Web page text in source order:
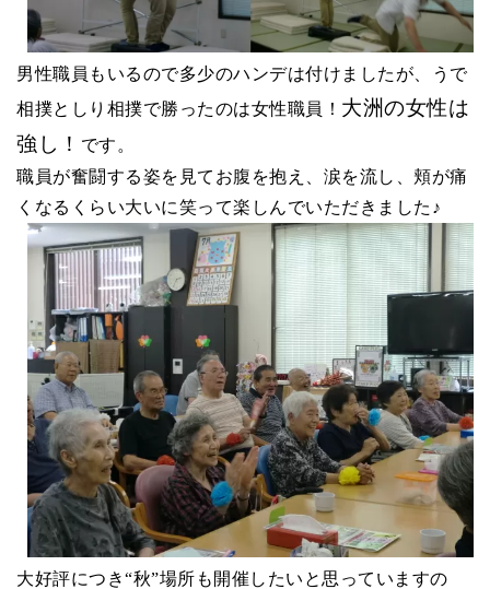
男性職員もいるので多少のハンデは付けましたが、うで
相撲としり相撲で勝ったのは女性職員！ 大洲の女性は
強し！ です。
職員が奮闘する姿を見てお腹を抱え、涙を流し、頬が痛
くなるくらい大いに笑って楽しんでいただきました♪
大好評につき“秋”場所も開催したいと思っていますの